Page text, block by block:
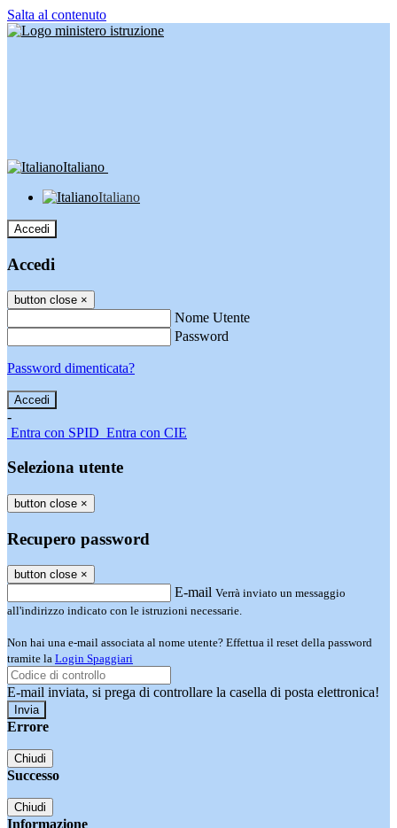
Salta al contenuto
Italiano
Italiano
Accedi
Accedi
button close ×
Nome Utente
Password
Password dimenticata?
-
Entra con SPID Entra con CIE
Seleziona utente
button close ×
Recupero password
button close ×
E-mail Verrà inviato un messaggio
all'indirizzo indicato con le istruzioni necessarie.
Non hai una e-mail associata al nome utente? Effettua il reset della password
tramite la Login Spaggiari
E-mail inviata, si prega di controllare la casella di posta elettronica!
Errore
Chiudi
Successo
Chiudi
Informazione